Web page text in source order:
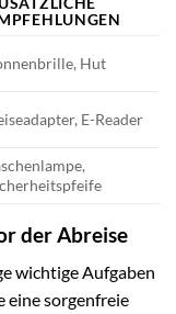
Hut
E-Reader
der Abreise
wichtige Aufgaben
eine sorgenfreie